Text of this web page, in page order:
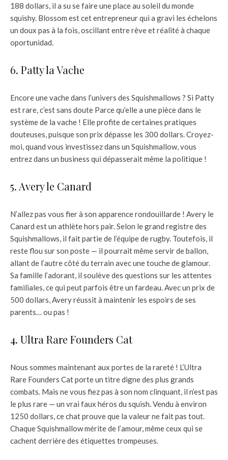
188 dollars, il a su se faire une place au soleil du monde
squishy. Blossom est cet entrepreneur qui a gravi les échelons
un doux pas à la fois, oscillant entre rêve et réalité à chaque
oportunidad.
6. Patty la Vache
Encore une vache dans l’univers des Squishmallows ? Si Patty
est rare, c’est sans doute Parce qu’elle a une pièce dans le
système de la vache ! Elle profite de certaines pratiques
douteuses, puisque son prix dépasse les 300 dollars. Croyez-
moi, quand vous investissez dans un Squishmallow, vous
entrez dans un business qui dépasserait même la politique !
5. Avery le Canard
N’allez pas vous fier à son apparence rondouillarde ! Avery le
Canard est un athlète hors pair. Selon le grand registre des
Squishmallows, il fait partie de l’équipe de rugby. Toutefois, il
reste flou sur son poste — il pourrait même servir de ballon,
allant de l’autre côté du terrain avec une touche de glamour.
Sa famille l’adorant, il soulève des questions sur les attentes
familiales, ce qui peut parfois être un fardeau. Avec un prix de
500 dollars, Avery réussit à maintenir les espoirs de ses
parents… ou pas !
4. Ultra Rare Founders Cat
Nous sommes maintenant aux portes de la rareté ! L’Ultra
Rare Founders Cat porte un titre digne des plus grands
combats. Mais ne vous fiez pas à son nom clinquant, il n’est pas
le plus rare — un vrai faux héros du squish. Vendu à environ
1250 dollars, ce chat prouve que la valeur ne fait pas tout.
Chaque Squishmallow mérite de l’amour, même ceux qui se
cachent derrière des étiquettes trompeuses.